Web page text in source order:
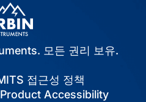
모든 권리 보유.
접근성 정책
Accessibility